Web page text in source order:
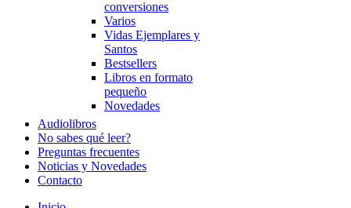
conversiones
Varios
Vidas Ejemplares y
Santos
Bestsellers
Libros en formato
pequeño
Novedades
Audiolibros
No sabes qué leer?
Preguntas frecuentes
Noticias y Novedades
Contacto